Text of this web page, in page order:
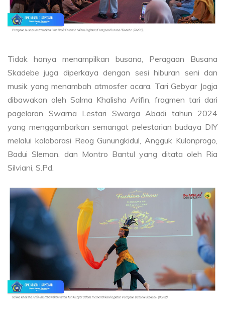
Tidak hanya menampilkan busana, Peragaan Busana
Skadebe juga diperkaya dengan sesi hiburan seni dan
musik yang menambah atmosfer acara. Tari Gebyar Jogja
dibawakan oleh Salma Khalisha Arifin, fragmen tari dari
pagelaran Swarna Lestari Swarga Abadi tahun 2024
yang menggambarkan semangat pelestarian budaya DIY
melalui kolaborasi Reog Gunungkidul, Angguk Kulonprogo,
Badui Sleman, dan Montro Bantul yang ditata oleh Ria
Silviani, S.Pd.